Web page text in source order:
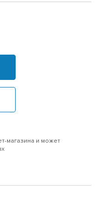
магазина и может